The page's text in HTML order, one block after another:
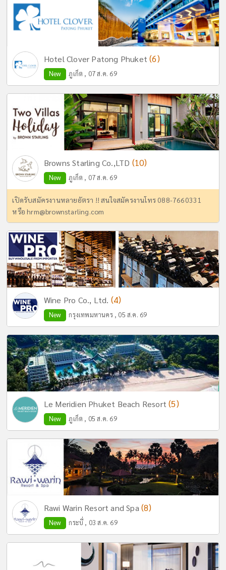
Hotel Clover Patong Phuket(6)
New ภูเก็ต , 07 ส.ค. 69
Browns Starling Co.,LTD (10)
New ภูเก็ต , 07 ส.ค. 69
เปิดรับสมัครงานหลายอัตรา !! สนใจสมัครงานโทร 088-7660331
หรือhrm@brownstarling.com
Wine Pro Co., Ltd. (4)
New กรุงเทพมหานคร , 05 ส.ค. 69
Le Meridien Phuket Beach Resort(5)
New ภูเก็ต , 05 ส.ค. 69
Rawi Warin Resort and Spa (8)
New กระบี่ , 03 ส.ค. 69